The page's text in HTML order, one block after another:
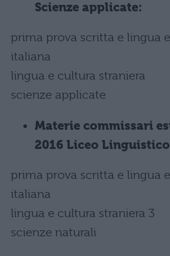
Scienze applicate:
prima prova scritta e lingua
italiana
lingua e cultura straniera
scienze applicate
Materie commissari
2016 Liceo
prima prova scritta e lingua
italiana
lingua e cultura straniera 3
scienze naturali